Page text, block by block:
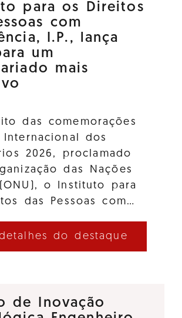
para os Direitos
com
I.P., lança
um
mais
das comemorações
dos
2026, proclamado
das Nações
o Instituto para
das Pessoas com…
do destaque
de Inovação